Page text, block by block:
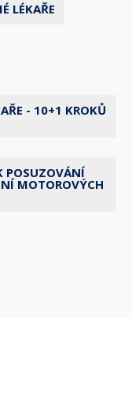
LÉKAŘE
- 10+1 KROKŮ
POSUZOVÁNÍ
MOTOROVÝCH